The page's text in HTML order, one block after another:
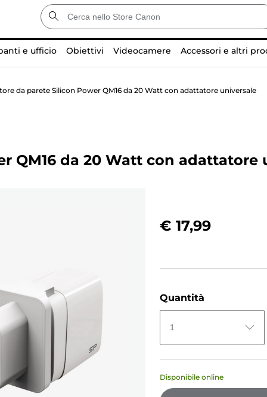
e ufficio Obiettivi Videocamere Accessori e altri
da parete Silicon Power QM16 da 20 Watt con adattatore universale
QM16 da 20 Watt con adattatore
€ 17,99
Quantità
1
Disponibile online